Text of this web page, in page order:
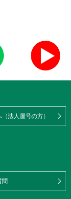
法人屋号の方）
問